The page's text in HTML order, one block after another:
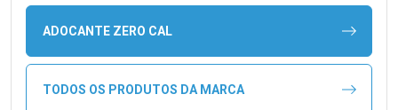
ADOCANTE ZERO CAL
TODOS OS PRODUTOS DA MARCA